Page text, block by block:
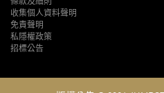
收集個人資料聲明
免責聲明
私隱權政策
招標公告